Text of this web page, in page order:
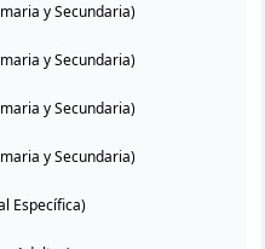
y Secundaria)
y Secundaria)
y Secundaria)
y Secundaria)
Específica)